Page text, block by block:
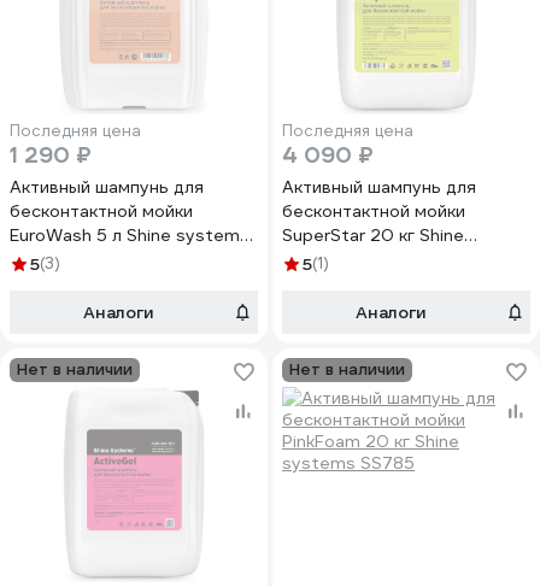
Последняя цена
1 290 ₽
Активный шампунь для
бесконтактной мойки
EuroWash 5 л Shine systems
SS937
5(3)
Аналоги
Последняя цена
4 090 ₽
Активный шампунь для
бесконтактной мойки
SuperStar 20 кг Shine
systems SS637
5(1)
Аналоги
Нет в наличии Нет в наличии